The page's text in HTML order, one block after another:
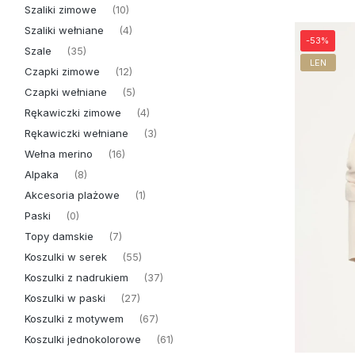
Szaliki zimowe (10)
Szaliki wełniane (4)
Szale (35)
Czapki zimowe (12)
Czapki wełniane (5)
Rękawiczki zimowe (4)
Rękawiczki wełniane (3)
Wełna merino (16)
Alpaka (8)
Akcesoria plażowe (1)
Paski (0)
Topy damskie (7)
Koszulki w serek (55)
Koszulki z nadrukiem (37)
Koszulki w paski (27)
Koszulki z motywem (67)
Koszulki jednokolorowe (61)
-53%
LEN